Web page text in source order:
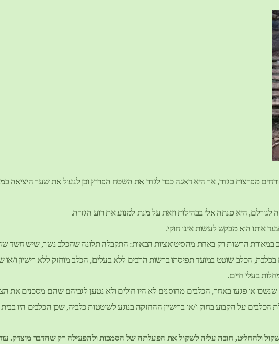
מפרצות בגדר, אך היא דאגה כבר לגדר את השטח הפרוץ וכן לנעול את שער היציאה
היא פנתה אלי בבהילות וזאת על מנת למנוע את רוע הגזרה.
אותו הוא מבקש לעשות אינו חוקי.
במאורת הרשות רק באחת מהסיטואציות הבאות: התקבלה תלונה שהכלב נשך, שיש חשד
הכלב שוטט במועד תפיסתו ברשות הרבים ללא בעלים, הכלב מוחזק ללא רישיון ו/או
בעלי חיים.
או פגעו באחר, הכלבים מחוסנים לא היו חולים ולא נטען לגביהם שהם מסכנים את
על הקבוע בחוק ו/או ברישיון ההחזקה בנוגע לשוטטות כלביה, שכן הכלבים היו
ולהחליט, חובה עליה לשקול את הפעלתה של הסמכות ולהפעילה רק שהדבר מוצדק. עוד